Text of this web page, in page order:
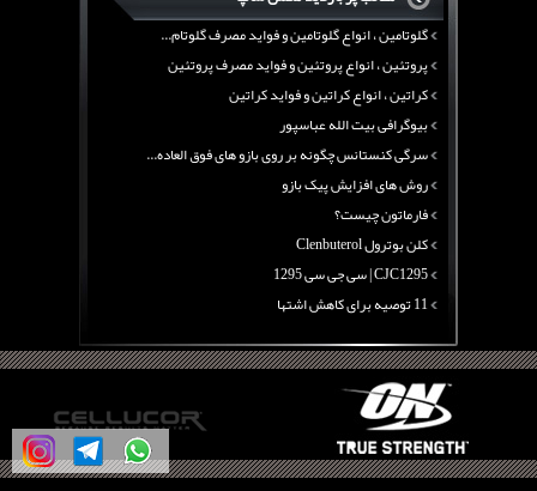
گلوتامین ، انواع گلوتامین و فواید مصرف گلوتام...
پروتئین ، انواع پروتئین و فواید مصرف پروتئین
کراتین ، انواع کراتین و فواید کراتین
بیوگرافی بیت الله عباسپور
سرگی کنستانس چگونه بر روی بازو های فوق العاده...
روش های افزایش پیک بازو
فارماتون چیست؟
کلن بوترول Clenbuterol
CJC1295 | سی جی سی 1295
11 توصیه برای کاهش اشتها
چربی سوزی با چای سبز
بیوگرافی علی تبریزی
منابع پروتئینی غیر گوشتی
آرژنین ، فواید آرژنین و نقش آرژنین در بدن
گلوتامین ، انواع گلوتامین و فواید مصرف گلوتام...